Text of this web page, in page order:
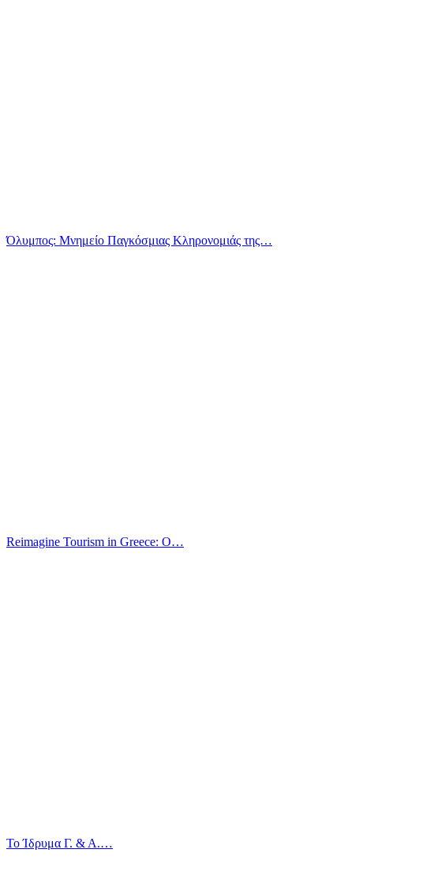
Όλυμπος: Μνημείο Παγκόσμιας Κληρονομιάς της…
Reimagine Tourism in Greece: O…
Το Ίδρυμα Γ. & Α.…